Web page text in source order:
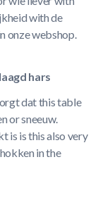
with de
onze webshop.
hars
dat this table
or sneeuw.
is is this also very
in the